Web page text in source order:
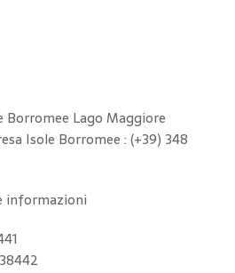
Borromee Lago Maggiore
Isole Borromee : (+39) 348
informazioni